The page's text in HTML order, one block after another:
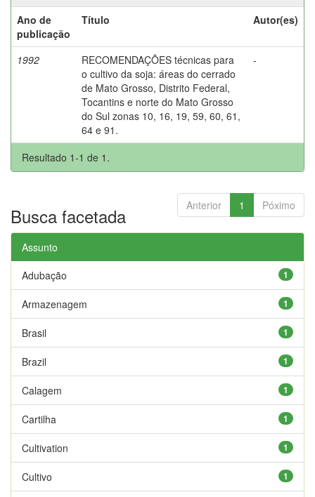
Ano de
publicação
Título Autor(es)
1992
RECOMENDAÇÕES técnicas para
o cultivo da soja: áreas do cerrado
de Mato Grosso, Distrito Federal,
Tocantins e norte do Mato Grosso
do Sul zonas 10, 16, 19, 59, 60, 61,
64 e 91.
-
Resultado 1-1 de 1.
Anterior 1 Póximo
Busca facetada
Assunto
1
Adubação
1
Armazenagem
1
Brasil
1
Brazil
1
Calagem
1
Cartilha
1
Cultivation
1
Cultivo